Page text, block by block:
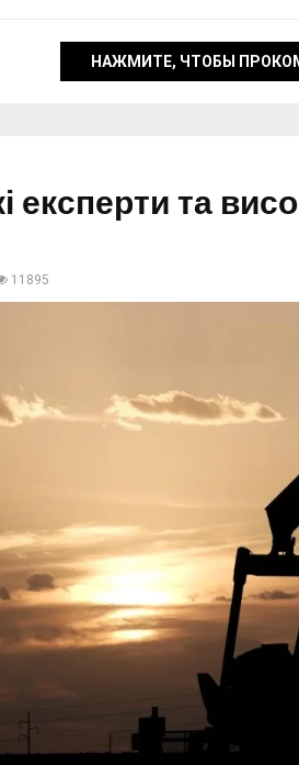
НАЖМИТЕ, ЧТОБЫ
експерти та
11895